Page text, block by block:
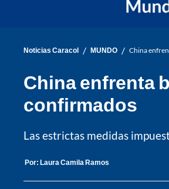
Noticias Caracol / MUNDO / China
China enfrenta
confirmados
Las estrictas medidas
Por: Laura Camila Ramos